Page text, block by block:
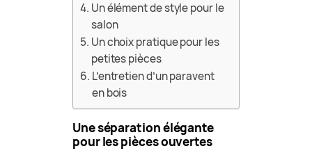
Un élément de style pour le
salon
Un choix pratique pour les
petites pièces
L’entretien d’un paravent
en bois
Une séparation élégante
pour les pièces ouvertes